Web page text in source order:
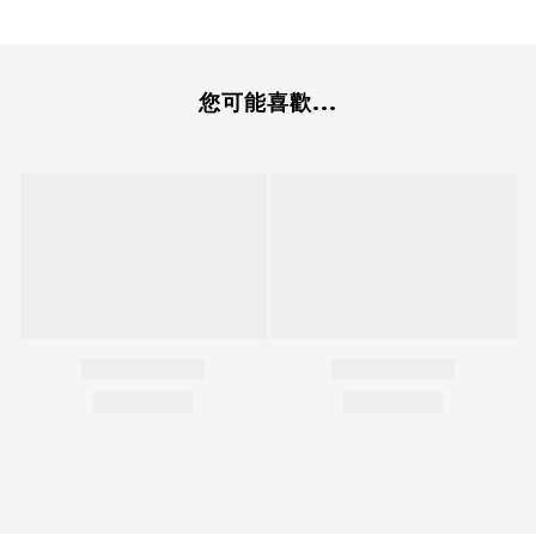
您可能喜歡...